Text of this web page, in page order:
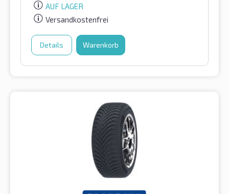
AUF LAGER
Versandkostenfrei
Details Warenkorb